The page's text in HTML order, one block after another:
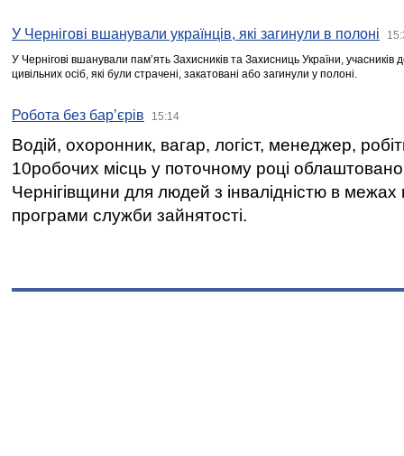
У Чернігові вшанували українців, які загинули в полоні
У Чернігові вшанували пам’ять Захисників та Захисниць України,
цивільних осіб, які були страчені, закатовані або загинули у полоні.
Робота без бар’єрів 15:14
Водій, охоронник, вагар, логіст, менеджер,
10робочих місць у поточному році
Чернігівщини для людей з інвалідністю в межах
програми служби зайнятості.